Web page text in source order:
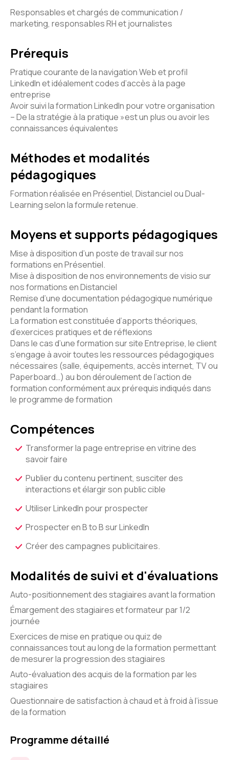
Responsables et chargés de communication /
marketing, responsables RH et journalistes
Prérequis
Pratique courante de la navigation Web et profil
LinkedIn et idéalement codes d’accès à la page
entreprise
Avoir suivi la formation LinkedIn pour votre organisation
– De la stratégie à la pratique »est un plus ou avoir les
connaissances équivalentes
Méthodes et modalités
pédagogiques
Formation réalisée en Présentiel, Distanciel ou Dual-
Learning selon la formule retenue.
Moyens et supports pédagogiques
Mise à disposition d’un poste de travail sur nos
formations en Présentiel.
Mise à disposition de nos environnements de visio sur
nos formations en Distanciel
Remise d’une documentation pédagogique numérique
pendant la formation
La formation est constituée d’apports théoriques,
d’exercices pratiques et de réflexions
Dans le cas d’une formation sur site Entreprise, le client
s’engage à avoir toutes les ressources pédagogiques
nécessaires (salle, équipements, accès internet, TV ou
Paperboard…) au bon déroulement de l’action de
formation conformément aux prérequis indiqués dans
le programme de formation
Compétences
Transformer la page entreprise en vitrine des
savoir faire
Publier du contenu pertinent, susciter des
interactions et élargir son public cible
Utiliser LinkedIn pour prospecter
Prospecter en B to B sur LinkedIn
Créer des campagnes publicitaires.
Modalités de suivi et d'évaluations
Auto-positionnement des stagiaires avant la formation
Émargement des stagiaires et formateur par 1/2
journée
Exercices de mise en pratique ou quiz de
connaissances tout au long de la formation permettant
de mesurer la progression des stagiaires
Auto-évaluation des acquis de la formation par les
stagiaires
Questionnaire de satisfaction à chaud et à froid à l’issue
de la formation
Programme détaillé